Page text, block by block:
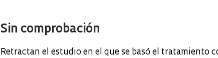
Sin comprobación
Retractan el estudio en el que se basó el tratamiento